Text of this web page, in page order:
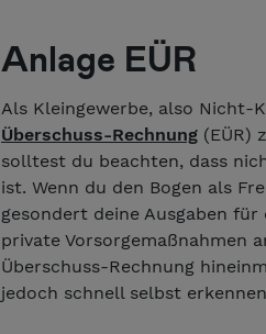
Anlage EÜR
Als Kleingewerbe, also Nicht-
Überschuss-Rechnung (EÜR)
solltest du beachten, dass
ist. Wenn du den Bogen als
gesondert deine Ausgaben
private Vorsorgemaßnahmen
Überschuss-Rechnung
jedoch schnell selbst